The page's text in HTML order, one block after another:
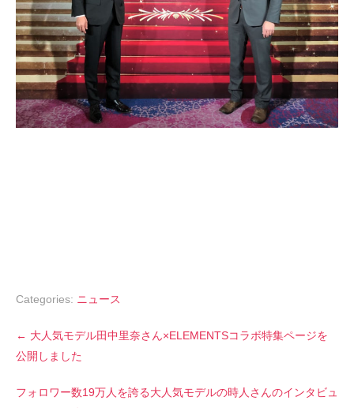
Categories: ニュース
o
s
n
← 大人気モデル田中里奈さん×ELEMENTSコラボ特集ページを
公開しました
フォロワー数19万人を誇る大人気モデルの時人さんのインタビュ